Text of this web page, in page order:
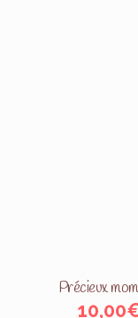
Précieux
10,00